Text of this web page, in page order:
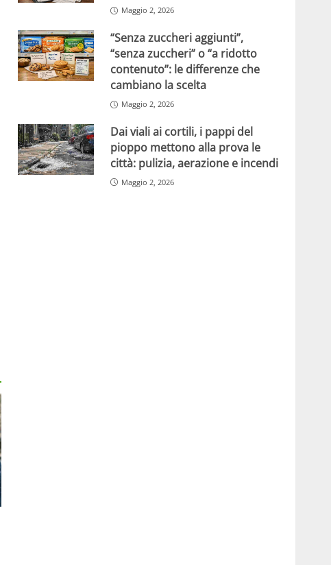
Maggio 2, 2026
“Senza zuccheri aggiunti”,
“senza zuccheri” o “a ridotto
contenuto”: le differenze che
cambiano la scelta
Maggio 2, 2026
Dai viali ai cortili, i pappi del
pioppo mettono alla prova le
città: pulizia, aerazione e incendi
Maggio 2, 2026